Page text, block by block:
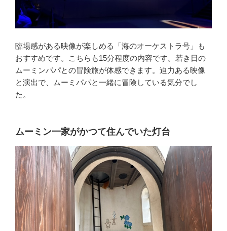
臨場感がある映像が楽しめる「海のオーケストラ号」も
おすすめです。こちらも15分程度の内容です。若き日の
ムーミンパパとの冒険旅が体感できます。迫力ある映像
と演出で、ムーミパパと一緒に冒険している気分でし
た。
ムーミン一家がかつて住んでいた灯台